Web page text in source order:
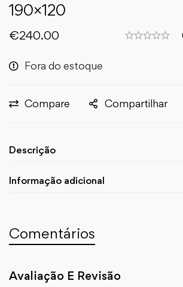
190×120
€240.00
Fora do estoque
Compare Compartilhar
Descrição
Informação adicional
Comentários
Avaliação E Revisão